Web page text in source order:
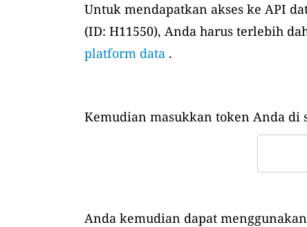
Untuk mendapatkan akses ke API
(ID: H11550), Anda harus terlebih
platform data .
Kemudian masukkan token Anda di
Anda kemudian dapat